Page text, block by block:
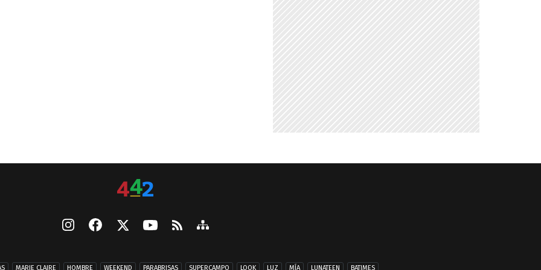
MARIE CLAIRE HOMBRE WEEKEND PARABRISAS SUPERCAMPO LOOK LUZ MÍA LUNATEEN BATIMES